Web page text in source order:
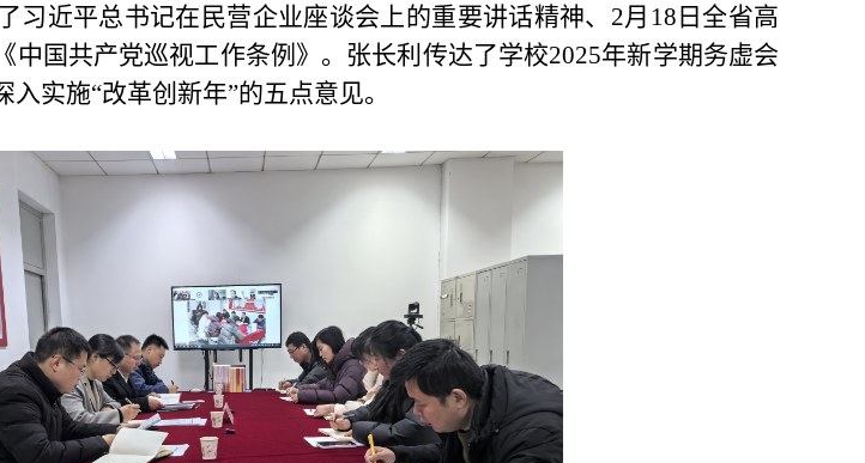
习近平总书记在民营企业座谈会上的重要讲话精神、 2月 18 日全省高
中国共产党巡视工作条例》。张长利传达了学校2025年新学期务虚会
实施“改革创新年”的五点意见。